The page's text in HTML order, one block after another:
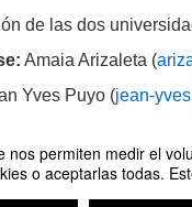
nos permiten medir el
o aceptarlas todas.
de las dos
Amaia Arizaleta (
Yves Puyo (jean-
Sociedades y Espacios